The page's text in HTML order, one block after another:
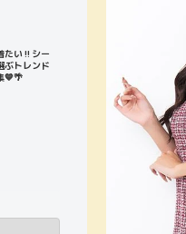
たい‼️シー
ぶトレンド
💙🌴